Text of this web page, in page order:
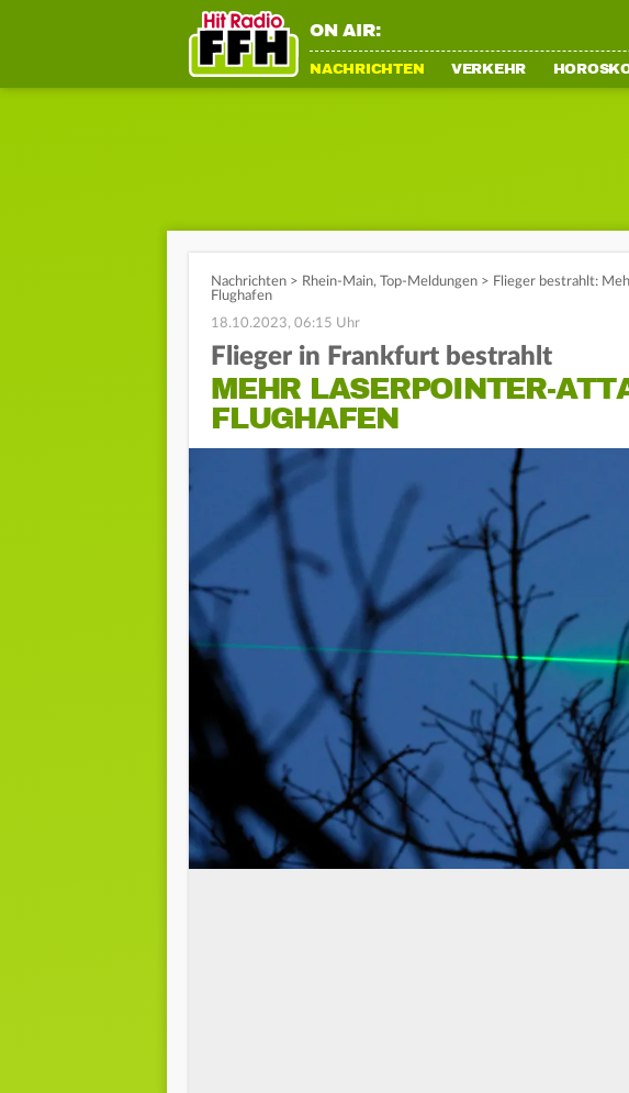
ON AIR:
NACHRICHTEN VERKEHR
Nachrichten > Rhein-Main, Top-Meldungen > Flieger bestrahlt:
Flughafen
18.10.2023, 06:15 Uhr
Flieger in Frankfurt bestrahlt
MEHR LASERPOINTER-
FLUGHAFEN